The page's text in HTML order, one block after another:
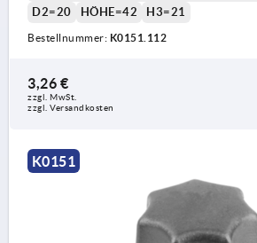
D2=20
HÖHE=42 H3=21
Bestellnummer: K0151.112
3,26 €
zzgl. MwSt.
zzgl. Versandkosten
K0151